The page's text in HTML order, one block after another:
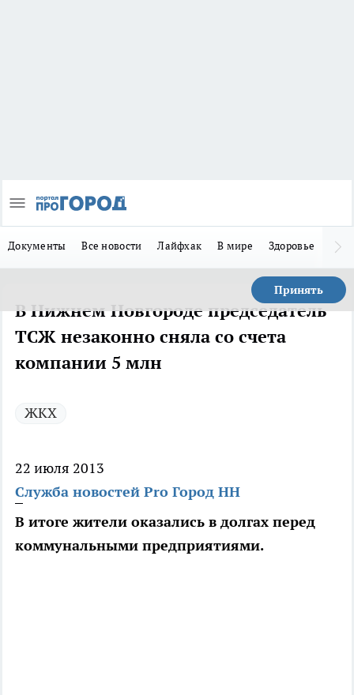
Документы Все новости Лайфхак В мире Здоровье
Принять
В Нижнем Новгороде председатель
ТСЖ незаконно сняла со счета
компании 5 млн
ЖКХ
22 июля 2013
Служба новостей Pro Город НН
В итоге жители оказались в долгах перед
коммунальными предприятиями.